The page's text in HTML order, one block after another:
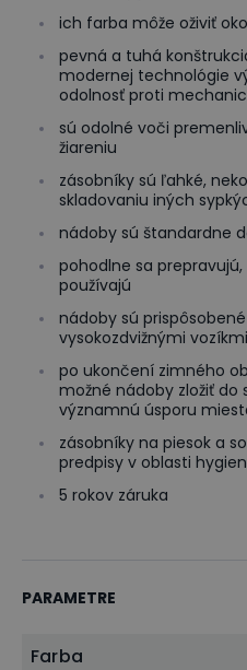
ich farba môže oživiť
pevná a tuhá
modernej technológie
odolnosť proti
sú odolné voči
žiareniu
zásobníky sú ľahké,
skladovaniu iných
nádoby sú štandardne
pohodlne sa
používajú
nádoby sú
vysokozdvižnými vozíkmi
po ukončení zimného
možné nádoby zložiť do
významnú úsporu
zásobníky na piesok a
predpisy v oblasti
5 rokov záruka
PARAMETRE
Farba